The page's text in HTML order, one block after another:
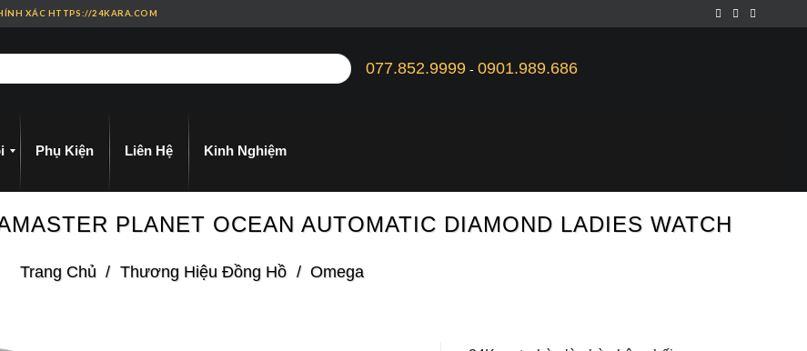
XÁC HTTPS://24KARA.COM
077.852.9999- 0901.989.686
Phụ Kiện Liên Hệ Kinh Nghiệm
PLANET OCEAN AUTOMATIC DIAMOND LADIES WATCH
Trang Chủ / Thương Hiệu Đồng Hồ / Omega